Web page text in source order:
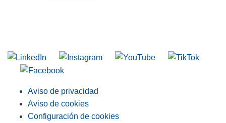
Aviso de privacidad
Aviso de cookies
Configuración de cookies